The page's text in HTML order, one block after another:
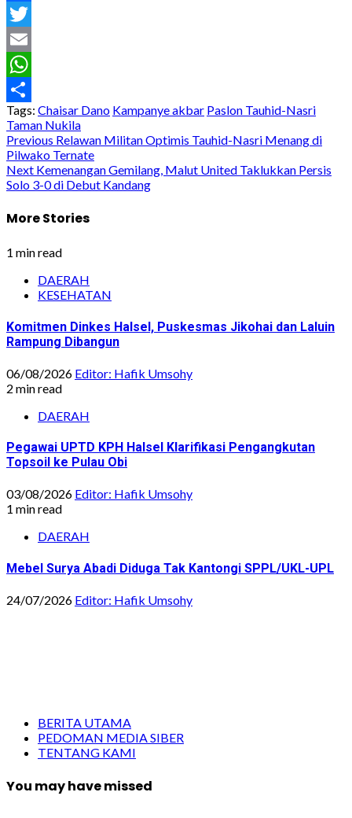
Facebook
Twitter
Email
WhatsApp
Share
Tags: Chaisar Dano Kampanye akbar Paslon Tauhid-Nasri
Taman Nukila
Post
navigation
Previous Relawan Militan Optimis Tauhid-Nasri Menang di
Pilwako Ternate
Next Kemenangan Gemilang, Malut United Taklukkan Persis
Solo 3-0 di Debut Kandang
More Stories
1 min read
DAERAH
KESEHATAN
Komitmen Dinkes Halsel, Puskesmas Jikohai dan Laluin
Rampung Dibangun
06/08/2026 Editor: Hafik Umsohy
2 min read
DAERAH
Pegawai UPTD KPH Halsel Klarifikasi Pengangkutan
Topsoil ke Pulau Obi
03/08/2026 Editor: Hafik Umsohy
1 min read
DAERAH
Mebel Surya Abadi Diduga Tak Kantongi SPPL/UKL-UPL
24/07/2026 Editor: Hafik Umsohy
BERITA UTAMA
PEDOMAN MEDIA SIBER
TENTANG KAMI
You may have missed